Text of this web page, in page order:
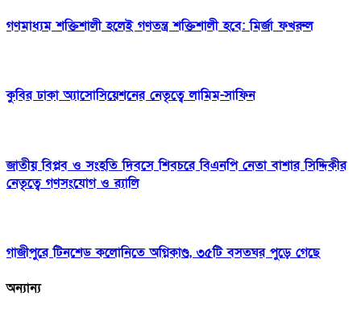
গণমাধ্যম শক্তিশালী হলেই গণতন্ত্র শক্তিশালী হবে: মির্জা ফখরুল
কুবির ঢাকা অ্যাসোসিয়েশনের নেতৃত্বে লামিম-সাফিন
জাতীয় বিপ্লব ও সংহতি দিবসে শিবচরে বিএনপি নেতা বাশার সিদ্দিকীর
নেতৃত্বে গণসংযোগ ও র‍্যালি
গাজীপুরে টিনশেড কলোনিতে অগ্নিকাণ্ড, ৩৫টি বসতঘর পুড়ে গেছে
অন্যান্য